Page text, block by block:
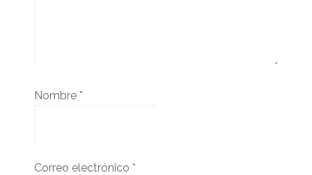
Nombre *
Correo electrónico *